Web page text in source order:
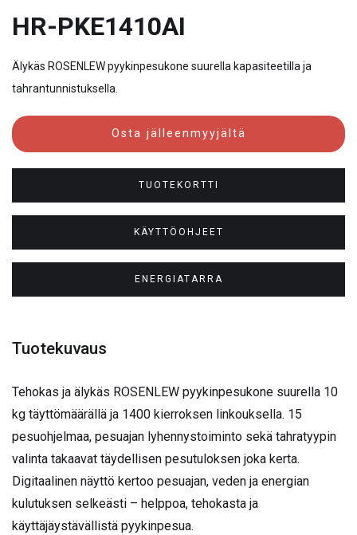
HR-PKE1410AI
Älykäs ROSENLEW pyykinpesukone suurella kapasiteetilla ja
tahrantunnistuksella.
Osta jälleenmyyjältä
TUOTEKORTTI
KÄYTTÖOHJEET
ENERGIATARRA
Tuotekuvaus
Tehokas ja älykäs ROSENLEW pyykinpesukone suurella 10
kg täyttömäärällä ja 1400 kierroksen linkouksella. 15
pesuohjelmaa, pesuajan lyhennystoiminto sekä tahratyypin
valinta takaavat täydellisen pesutuloksen joka kerta.
Digitaalinen näyttö kertoo pesuajan, veden ja energian
kulutuksen selkeästi – helppoa, tehokasta ja
käyttäjäystävällistä pyykinpesua.